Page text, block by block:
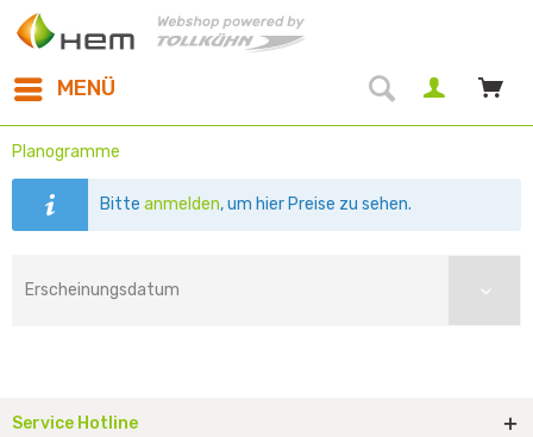
MENÜ
Planogramme
Bitteanmelden, um hier Preise zu sehen.
Service Hotline